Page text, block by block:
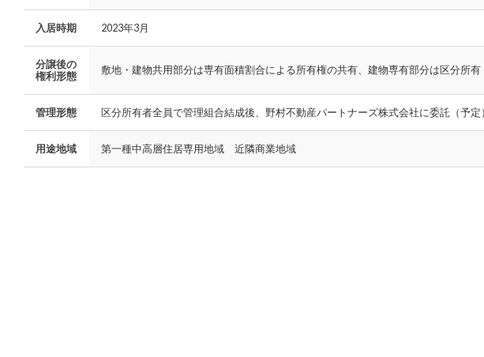
入居時期 2023年3月
分譲後の
権利形態
敷地・建物共用部分は専有面積割合による所有権の共有、建物専有部分は区分所有
管理形態 区分所有者全員で管理組合結成後、野村不動産パートナーズ株式会社に委託（予定
用途地域 第一種中高層住居専用地域 近隣商業地域